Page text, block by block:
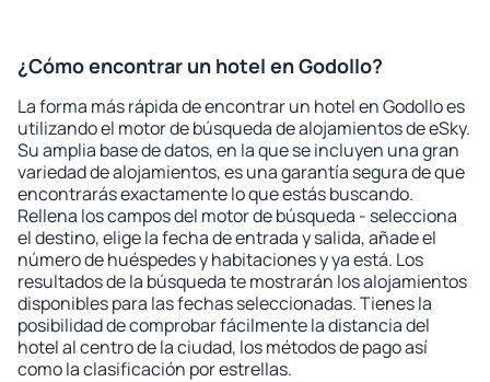
¿Cómo encontrar un hotel en Godollo?
La forma más rápida de encontrar un hotel en Godollo es
utilizando el motor de búsqueda de alojamientos de eSky.
Su amplia base de datos, en la que se incluyen una gran
variedad de alojamientos, es una garantía segura de que
encontrarás exactamente lo que estás buscando.
Rellena los campos del motor de búsqueda - selecciona
el destino, elige la fecha de entrada y salida, añade el
número de huéspedes y habitaciones y ya está. Los
resultados de la búsqueda te mostrarán los alojamientos
disponibles para las fechas seleccionadas. Tienes la
posibilidad de comprobar fácilmente la distancia del
hotel al centro de la ciudad, los métodos de pago así
como la clasificación por estrellas.